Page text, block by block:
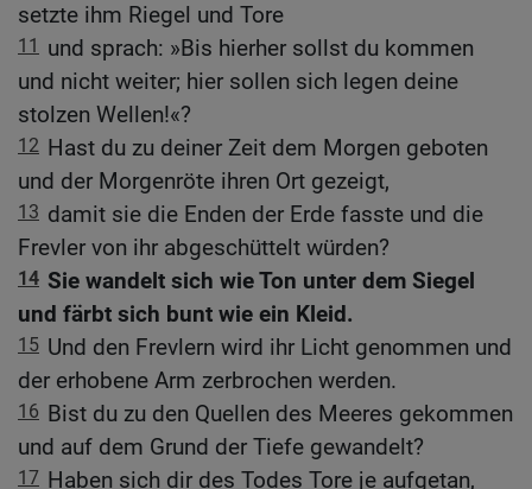
setzte ihm Riegel und Tore
11
und sprach: »Bis hierher sollst du kommen
und nicht weiter; hier sollen sich legen deine
stolzen Wellen!«?
12 Hast du zu deiner Zeit dem Morgen geboten
und der Morgenröte ihren Ort gezeigt,
13 damit sie die Enden der Erde fasste und die
Frevler von ihr abgeschüttelt würden?
14 Sie wandelt sich wie Ton unter dem Siegel
und färbt sich bunt wie ein Kleid.
15 Und den Frevlern wird ihr Licht genommen und
der erhobene Arm zerbrochen werden.
16 Bist du zu den Quellen des Meeres gekommen
und auf dem Grund der Tiefe gewandelt?
17 Haben sich dir des Todes Tore je aufgetan,